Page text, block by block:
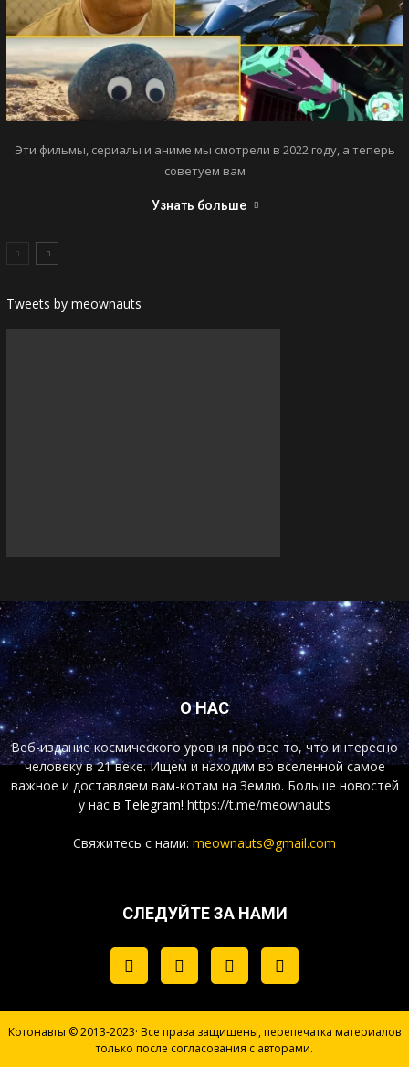
Эти фильмы, сериалы и аниме мы смотрели в 2022 году, а теперь
советуем вам
Узнать больше
Tweets by meownauts
О НАС
Веб-издание космического уровня про все то, что интересно
человеку в 21 веке. Ищем и находим во вселенной самое
важное и доставляем вам-котам на Землю. Больше новостей
у нас в Telegram! https://t.me/meownauts
Свяжитесь с нами: meownauts@gmail.com
СЛЕДУЙТЕ ЗА НАМИ
Котонавты © 2013-2023· Все права защищены, перепечатка материалов
только после согласования с авторами.